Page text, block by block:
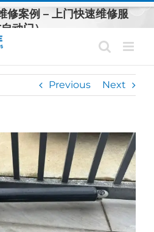
案例 – 上门快速维修服
动门）
Previous Next